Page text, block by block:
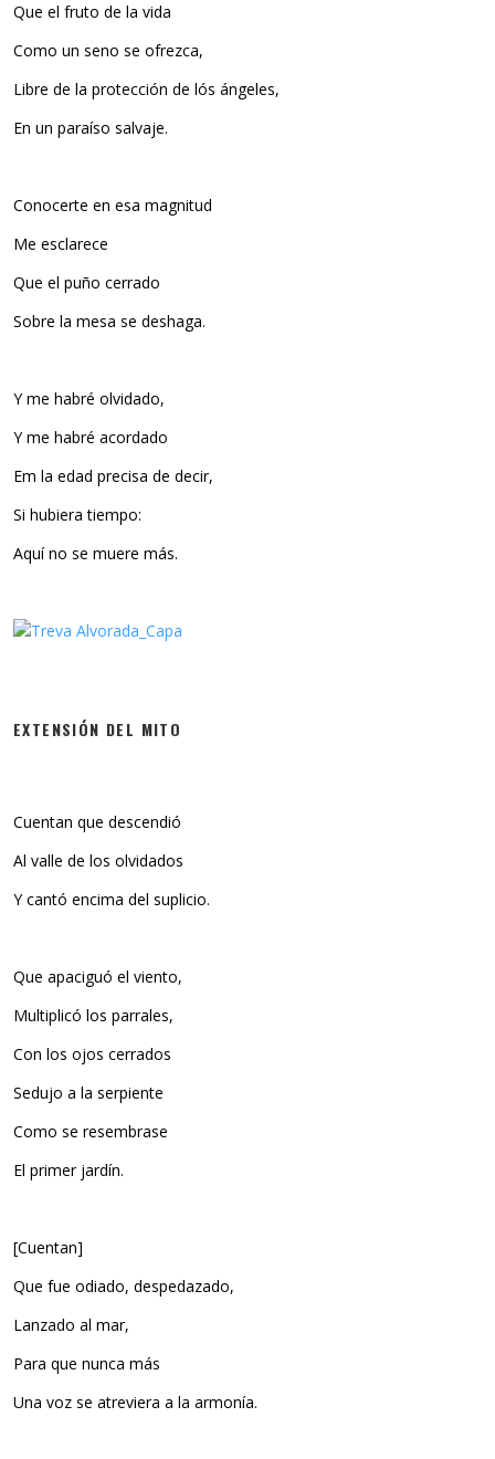
Que el fruto de la vida
Como un seno se ofrezca,
Libre de la protección de lós ángeles,
En un paraíso salvaje.
Conocerte en esa magnitud
Me esclarece
Que el puño cerrado
Sobre la mesa se deshaga.
Y me habré olvidado,
Y me habré acordado
Em la edad precisa de decir,
Si hubiera tiempo:
Aquí no se muere más.
EXTENSIÓN DEL MITO
Cuentan que descendió
Al valle de los olvidados
Y cantó encima del suplicio.
Que apaciguó el viento,
Multiplicó los parrales,
Con los ojos cerrados
Sedujo a la serpiente
Como se resembrase
El primer jardín.
[Cuentan]
Que fue odiado, despedazado,
Lanzado al mar,
Para que nunca más
Una voz se atreviera a la armonía.